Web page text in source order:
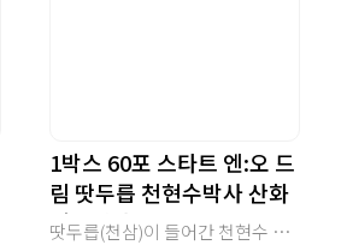
1박스 60포 스타트 엔:오 드
림 땃두릅 천현수박사 산화
질소대사체
땃두릅(천삼)이 들어간 천현수 박사의 산화질소대사체입니다.